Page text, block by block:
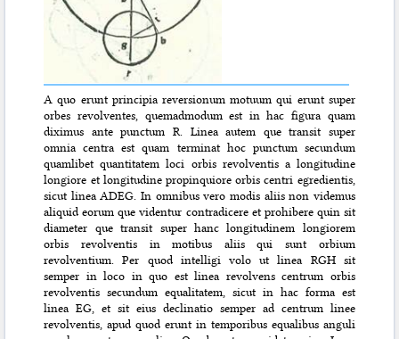
A quo erunt principia reversionum motuum qui erunt super
orbes revolventes, quemadmodum est in hac figura quam
diximus ante punctum R. Linea autem que transit super
omnia centra est quam terminat hoc punctum secundum
quamlibet quantitatem loci orbis revolventis a longitudine
longiore et longitudine propinquiore orbis centri egredientis,
sicut linea ADEG. In omnibus vero modis aliis non videmus
aliquid eorum que videntur contradicere et prohibere quin sit
diameter que transit super hanc longitudinem longiorem
orbis revolventis in motibus aliis qui sunt orbium
revolventium. Per quod intelligi volo ut linea RGH sit
semper in loco in quo est linea revolvens centrum orbis
revolventis secundum equalitatem, sicut in hac forma est
linea EG, et sit eius declinatio semper ad centrum linee
revolventis, apud quod erunt in temporibus equalibus anguli